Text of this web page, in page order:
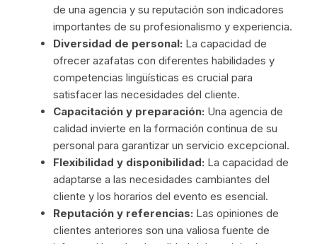
de una agencia y su reputación son indicadores
importantes de su profesionalismo y experiencia.
Diversidad de personal: La capacidad de
ofrecer azafatas con diferentes habilidades y
competencias lingüísticas es crucial para
satisfacer las necesidades del cliente.
Capacitación y preparación: Una agencia de
calidad invierte en la formación continua de su
personal para garantizar un servicio excepcional.
Flexibilidad y disponibilidad: La capacidad de
adaptarse a las necesidades cambiantes del
cliente y los horarios del evento es esencial.
Reputación y referencias: Las opiniones de
clientes anteriores son una valiosa fuente de